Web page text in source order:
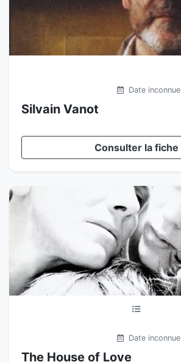
Date inconnue
Silvain Vanot
Consulter la fiche
Date inconnue
The House of Love